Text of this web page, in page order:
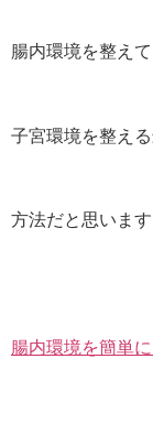
腸内環境を整えて
子宮環境を整え
方法だと思います
腸内環境を簡単